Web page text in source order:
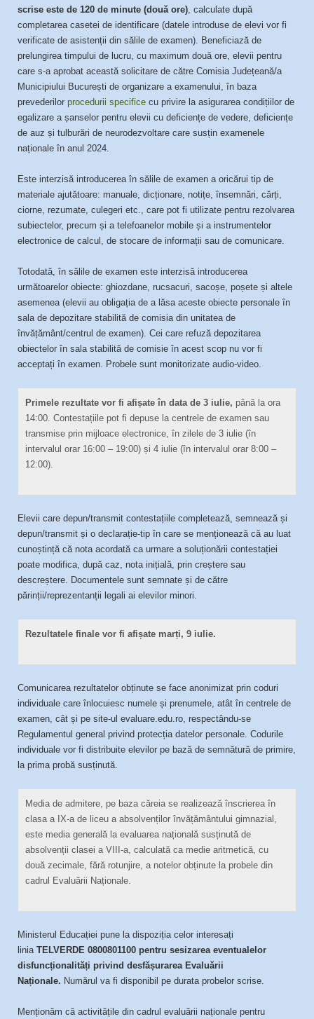
scrise este de 120 de minute (două ore), calculate după
completarea casetei de identificare (datele introduse de elevi vor fi
verificate de asistenții din sălile de examen). Beneficiază de
prelungirea timpului de lucru, cu maximum două ore, elevii pentru
care s-a aprobat această solicitare de către Comisia Județeană/a
Municipiului București de organizare a examenului, în baza
prevederilor procedurii specifice cu privire la asigurarea condițiilor de
egalizare a șanselor pentru elevii cu deficiențe de vedere, deficiențe
de auz și tulburări de neurodezvoltare care susțin examenele
naționale în anul 2024.
Este interzisă introducerea în sălile de examen a oricărui tip de
materiale ajutătoare: manuale, dicționare, notițe, însemnări, cărți,
ciorne, rezumate, culegeri etc., care pot fi utilizate pentru rezolvarea
subiectelor, precum și a telefoanelor mobile și a instrumentelor
electronice de calcul, de stocare de informații sau de comunicare.
Totodată, în sălile de examen este interzisă introducerea
următoarelor obiecte: ghiozdane, rucsacuri, sacoșe, poșete și altele
asemenea (elevii au obligația de a lăsa aceste obiecte personale în
sala de depozitare stabilită de comisia din unitatea de
învățământ/centrul de examen). Cei care refuză depozitarea
obiectelor în sala stabilită de comisie în acest scop nu vor fi
acceptați în examen. Probele sunt monitorizate audio-video.
Primele rezultate vor fi afișate în data de 3 iulie, până la ora
14:00. Contestațiile pot fi depuse la centrele de examen sau
transmise prin mijloace electronice, în zilele de 3 iulie (în
intervalul orar 16:00 – 19:00) și 4 iulie (în intervalul orar 8:00 –
12:00).
Elevii care depun/transmit contestațiile completează, semnează și
depun/transmit și o declarație-tip în care se menționează că au luat
cunoștință că nota acordată ca urmare a soluționării contestației
poate modifica, după caz, nota inițială, prin creștere sau
descreștere. Documentele sunt semnate și de către
părinții/reprezentanții legali ai elevilor minori.
Rezultatele finale vor fi afișate marți, 9 iulie.
Comunicarea rezultatelor obținute se face anonimizat prin coduri
individuale care înlocuiesc numele și prenumele, atât în centrele de
examen, cât și pe site-ul evaluare.edu.ro, respectându-se
Regulamentul general privind protecția datelor personale. Codurile
individuale vor fi distribuite elevilor pe bază de semnătură de primire,
la prima probă susținută.
Media de admitere, pe baza căreia se realizează înscrierea în
clasa a IX-a de liceu a absolvenților învățământului gimnazial,
este media generală la evaluarea națională susținută de
absolvenții clasei a VIII-a, calculată ca medie aritmetică, cu
două zecimale, fără rotunjire, a notelor obținute la probele din
cadrul Evaluării Naționale.
Ministerul Educației pune la dispoziția celor interesați
linia TELVERDE 0800801100 pentru sesizarea eventualelor
disfuncționalități privind desfășurarea Evaluării
Naționale. Numărul va fi disponibil pe durata probelor scrise.
Menționăm că activitățile din cadrul evaluării naționale pentru